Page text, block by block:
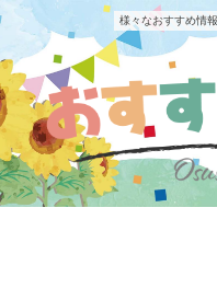
様々なおすすめ情